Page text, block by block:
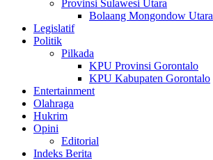
Provinsi Sulawesi Utara
Bolaang Mongondow Utara
Legislatif
Politik
Pilkada
KPU Provinsi Gorontalo
KPU Kabupaten Gorontalo
Entertainment
Olahraga
Hukrim
Opini
Editorial
Indeks Berita